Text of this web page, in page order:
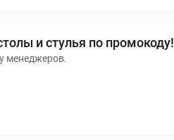
и стулья по промокоду!
менеджеров.